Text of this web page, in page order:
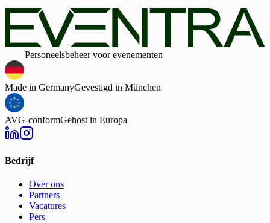
Daarnaast ga ik door het verzenden van het formulier akkoord
de algemene voorwaarden.
Personeelsbeheer voor evenementen
Made in GermanyGevestigd in München
AVG-conformGehost in Europa
Bedrijf
Over ons
Partners
Vacatures
Pers